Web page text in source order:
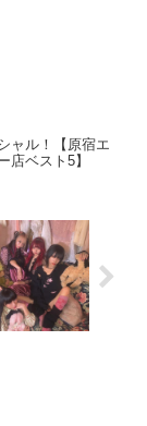
ャル！【原宿エ
店ベスト5】